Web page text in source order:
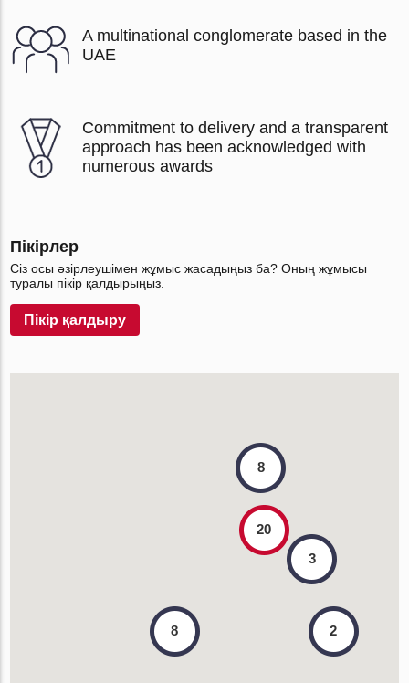
A multinational conglomerate based in the
UAE
Commitment to delivery and a transparent
approach has been acknowledged with
numerous awards
Пікірлер
Сіз осы әзірлеушімен жұмыс жасадыңыз ба? Оның жұмысы
туралы пікір қалдырыңыз.
Пікір қалдыру
20
8
8
2
3